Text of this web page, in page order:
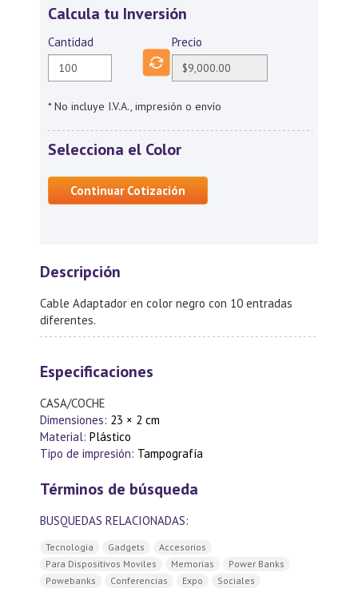
Calcula tu Inversión
Cantidad Precio
* No incluye I.V.A., impresión o envío
Selecciona el Color
Continuar Cotización
Descripción
Cable Adaptador en color negro con 10 entradas
diferentes.
Especificaciones
CASA/COCHE
Dimensiones: 23 × 2 cm
Material: Plástico
Tipo de impresión: Tampografía
Términos de búsqueda
BUSQUEDAS RELACIONADAS:
Tecnologia Gadgets
Accesorios
Para Dispositivos Moviles
Memorias
Power Banks
Powebanks
Conferencias Expo Sociales